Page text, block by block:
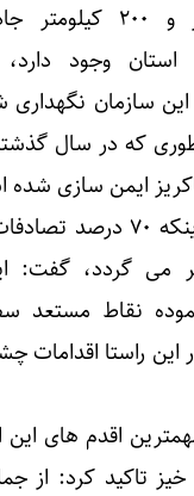
اینکه سه هزار و
وجود
سازمان نگهداری
ایمن سازی
صادقی با بیان اینکه ۷۰
می گردد، گفت:
نقاط مستعد
این راستا اقدامات
اقدم های این
تاکید کرد: از